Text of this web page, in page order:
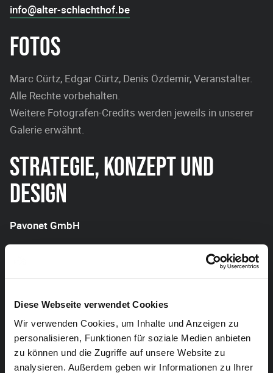
Diese Webseite verwendet Cookies
Wir verwenden Cookies, um Inhalte und Anzeigen zu
personalisieren, Funktionen für soziale Medien anbieten
zu können und die Zugriffe auf unsere Website zu
analysieren. Außerdem geben wir Informationen zu Ihrer
info@alter-schlachthof.be
FOTOS
Marc Cürtz, Edgar Cürtz, Denis Özdemir, Veranstalter.
Alle Rechte vorbehalten.
Weitere Fotografen-Credits werden jeweils in unserer
Galerie erwähnt.
STRATEGIE, KONZEPT UND
DESIGN
Pavonet GmbH
WEBENTWICKLUNG
PIXELBAR GMBH